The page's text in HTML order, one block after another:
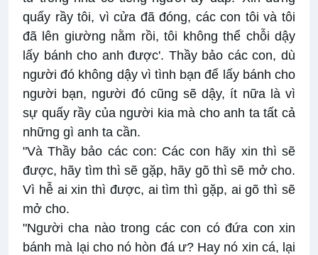
quấy rầy tôi, vì cửa đã đóng, các con tôi và tôi
đã lên giường nằm rồi, tôi không thể chỗi dậy
lấy bánh cho anh được'. Thầy bảo các con, dù
người đó không dậy vì tình bạn để lấy bánh cho
người bạn, người đó cũng sẽ dậy, ít nữa là vì
sự quấy rầy của người kia mà cho anh ta tất cả
những gì anh ta cần.
"Và Thầy bảo các con: Các con hãy xin thì sẽ
được, hãy tìm thì sẽ gặp, hãy gõ thì sẽ mở cho.
Vì hễ ai xin thì được, ai tìm thì gặp, ai gõ thì sẽ
mở cho.
"Người cha nào trong các con có đứa con xin
bánh mà lại cho nó hòn đá ư? Hay nó xin cá, lại